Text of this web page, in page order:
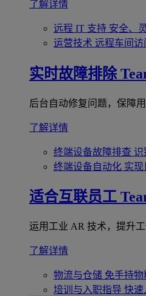
了解详情
远程 IT 支持 安全、
运营技术 远程车间访
实时故障排除
后台自动修复问题，保障用
了解详情
终端设备故障排查 识
终端设备自动化 实现
适合互联员工
运用工业 AR 技术，提升工
了解详情
物流与仓储 免手持物
培训与入职指导 快速